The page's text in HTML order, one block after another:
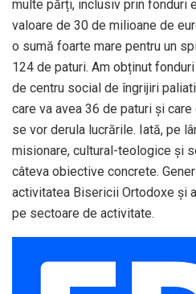
multe părți, inclusiv prin fonduri
valoare de 30 de milioane de
o sumă foarte mare pentru un
124 de paturi. Am obținut
de centru social de îngrijiri
care va avea 36 de paturi și
se vor derula lucrările. Iată, pe
misionare, cultural-teologice și
câteva obiective concrete.
activitatea Bisericii Ortodoxe și
pe sectoare de activitate.